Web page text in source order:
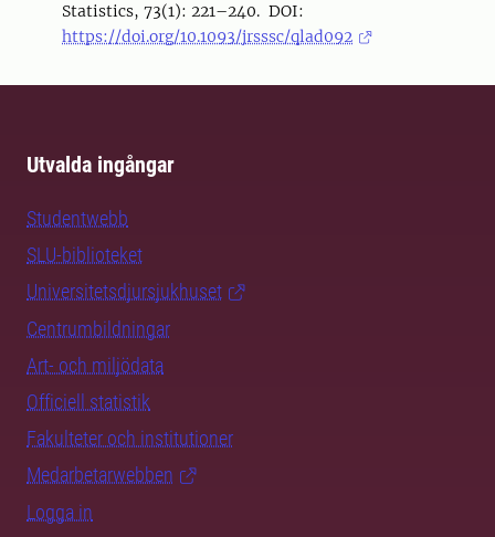
Statistics, 73(1): 221–240. DOI:
https://doi.org/10.1093/jrsssc/qlad092
Utvalda ingångar
Studentwebb
SLU-biblioteket
Universitetsdjursjukhuset
Centrumbildningar
Art- och miljödata
Officiell statistik
Fakulteter och institutioner
Medarbetarwebben
Logga in